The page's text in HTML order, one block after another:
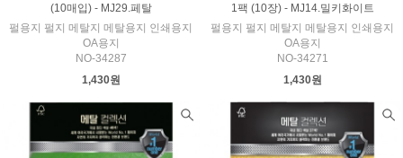
(10매입) - MJ29.페탈
펄용지 펄지 메탈지 메탈용지 인쇄용지
OA용지
NO-34287
1,430원
1팩 (10장) - MJ14.밀키화이트
펄용지 펄지 메탈지 메탈용지 인쇄용지
OA용지
NO-34271
1,430원